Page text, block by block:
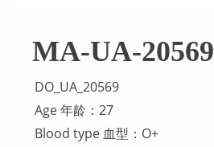
MA-UA-20569
DO_UA_20569
Age 年龄：27
Blood type 血型：O+